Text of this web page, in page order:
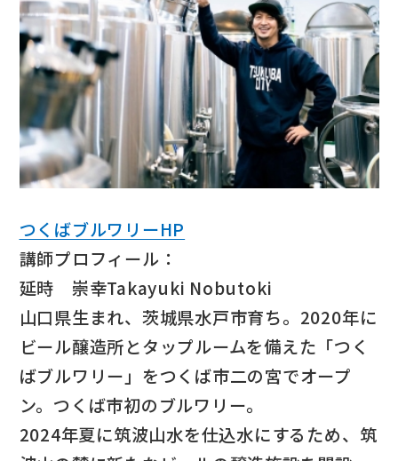
つくばブルワリーHP
講師プロフィール：
延時 崇幸Takayuki Nobutoki
山口県生まれ、茨城県水戸市育ち。2020年に
ビール醸造所とタップルームを備えた「つく
ばブルワリー」をつくば市二の宮でオープ
ン。つくば市初のブルワリー。
2024年夏に筑波山水を仕込水にするため、筑